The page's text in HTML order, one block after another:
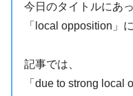
今日のタイトルにあ
「local opposition」
記事では、
「due to strong local